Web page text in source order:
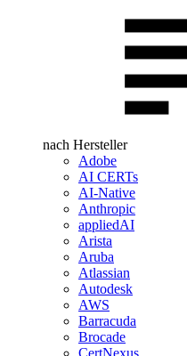
nach Hersteller
Adobe
AI CERTs
AI-Native
Anthropic
appliedAI
Arista
Aruba
Atlassian
Autodesk
AWS
Barracuda
Brocade
CertNexus